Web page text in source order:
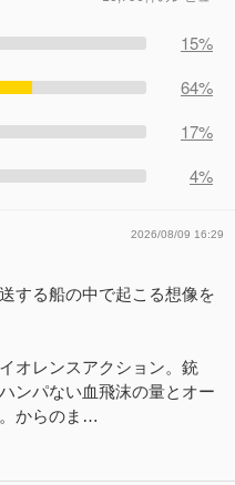
15%
64%
17%
4%
2026/08/09 16:29
する船の中で起こる想像を
オレンスアクション。銃
ンパない血飛沫の量とオー
からのま…